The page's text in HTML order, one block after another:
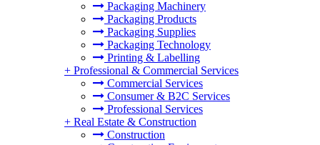
Packaging Machinery
Packaging Products
Packaging Supplies
Packaging Technology
Printing & Labelling
+ Professional & Commercial Services
Commercial Services
Consumer & B2C Services
Professional Services
+ Real Estate & Construction
Construction